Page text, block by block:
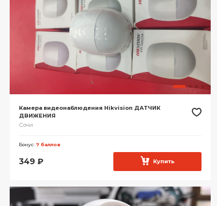
Камера видеонаблюдения Hikvision ДАТЧИК
ДВИЖЕНИЯ
Сочи
Бонус: 7 баллов
349 ₽ Купить